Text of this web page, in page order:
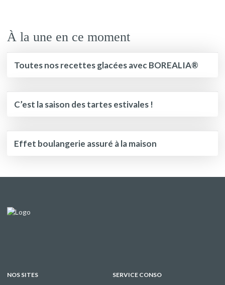
À la une en ce moment
Toutes nos recettes glacées avec BOREALIA®
C’est la saison des tartes estivales !
Effet boulangerie assuré à la maison
NOS SITES
SERVICE CONSO